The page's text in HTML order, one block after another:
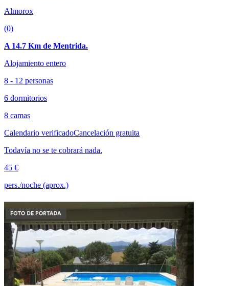
Almorox
(0)
A 14.7 Km de Mentrida.
Alojamiento entero
8 - 12 personas
6 dormitorios
8 camas
Calendario verificadoCancelación gratuita
Todavía no se te cobrará nada.
45 €
pers./noche (aprox.)